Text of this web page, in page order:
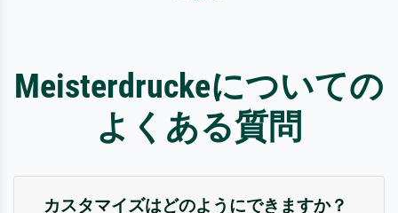
Meisterdruckeについての
よくある質問
カスタマイズはどのようにできますか？